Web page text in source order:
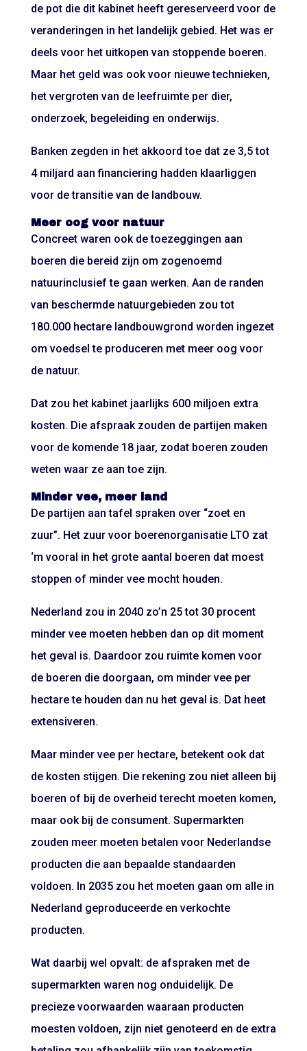
de pot die dit kabinet heeft gereserveerd voor de
veranderingen in het landelijk gebied. Het was er
deels voor het uitkopen van stoppende boeren.
Maar het geld was ook voor nieuwe technieken,
het vergroten van de leefruimte per dier,
onderzoek, begeleiding en onderwijs.
Banken zegden in het akkoord toe dat ze 3,5 tot
4 miljard aan financiering hadden klaarliggen
voor de transitie van de landbouw.
Meer oog voor natuur
Concreet waren ook de toezeggingen aan
boeren die bereid zijn om zogenoemd
natuurinclusief te gaan werken. Aan de randen
van beschermde natuurgebieden zou tot
180.000 hectare landbouwgrond worden ingezet
om voedsel te produceren met meer oog voor
de natuur.
Dat zou het kabinet jaarlijks 600 miljoen extra
kosten. Die afspraak zouden de partijen maken
voor de komende 18 jaar, zodat boeren zouden
weten waar ze aan toe zijn.
Minder vee, meer land
De partijen aan tafel spraken over “zoet en
zuur”. Het zuur voor boerenorganisatie LTO zat
‘m vooral in het grote aantal boeren dat moest
stoppen of minder vee mocht houden.
Nederland zou in 2040 zo’n 25 tot 30 procent
minder vee moeten hebben dan op dit moment
het geval is. Daardoor zou ruimte komen voor
de boeren die doorgaan, om minder vee per
hectare te houden dan nu het geval is. Dat heet
extensiveren.
Maar minder vee per hectare, betekent ook dat
de kosten stijgen. Die rekening zou niet alleen bij
boeren of bij de overheid terecht moeten komen,
maar ook bij de consument. Supermarkten
zouden meer moeten betalen voor Nederlandse
producten die aan bepaalde standaarden
voldoen. In 2035 zou het moeten gaan om alle in
Nederland geproduceerde en verkochte
producten.
Wat daarbij wel opvalt: de afspraken met de
supermarkten waren nog onduidelijk. De
precieze voorwaarden waaraan producten
moesten voldoen, zijn niet genoteerd en de extra